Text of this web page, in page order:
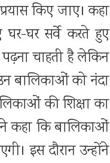
किए जाए। कहा
घर सर्वे करते हुए
चाहती है लेकिन
बालिकाओं को नंदा
की शिक्षा का
ने कहा कि बालिकाओं
इस दौरान उन्होंने